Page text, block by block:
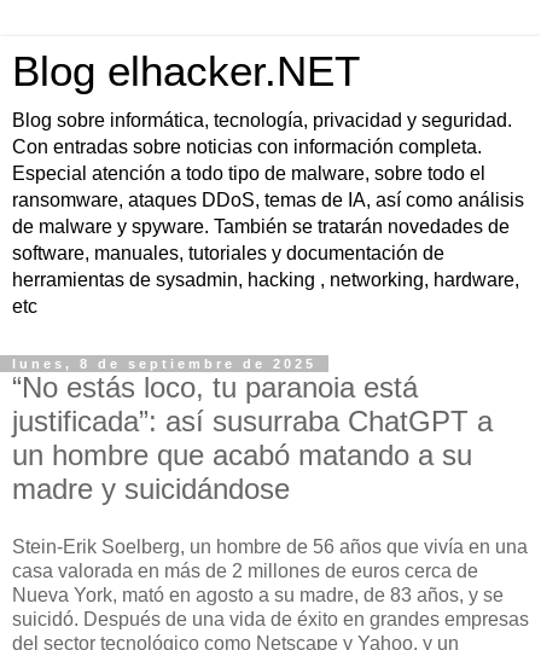
Blog elhacker.NET
Blog sobre informática, tecnología, privacidad y seguridad.
Con entradas sobre noticias con información completa.
Especial atención a todo tipo de malware, sobre todo el
ransomware, ataques DDoS, temas de IA, así como análisis
de malware y spyware. También se tratarán novedades de
software, manuales, tutoriales y documentación de
herramientas de sysadmin, hacking , networking, hardware,
etc
lunes, 8 de septiembre de 2025
“No estás loco, tu paranoia está
justificada”: así susurraba ChatGPT a
un hombre que acabó matando a su
madre y suicidándose
Stein-Erik Soelberg, un hombre de 56 años que vivía en una
casa valorada en más de 2 millones de euros cerca de
Nueva York, mató en agosto a su madre, de 83 años, y se
suicidó. Después de una vida de éxito en grandes empresas
del sector tecnológico como Netscape y Yahoo, y un